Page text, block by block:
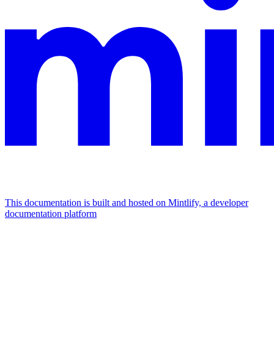
This documentation is built and hosted on Mintlify, a developer
documentation platform